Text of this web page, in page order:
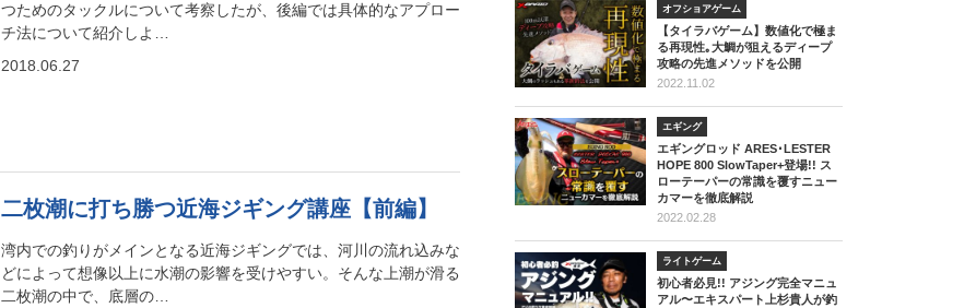
つためのタックルについて考察したが、後編では具体的なアプロー
チ法について紹介しよ…
2018.06.27
二枚潮に打ち勝つ近海ジギング講座【前編】
湾内での釣りがメインとなる近海ジギングでは、河川の流れ込みな
どによって想像以上に水潮の影響を受けやすい。そんな上潮が滑る
二枚潮の中で、底層の…
オフショアゲーム
【タイラバゲーム】数値化で極ま
る再現性｡大鯛が狙えるディープ
攻略の先進メソッドを公開
2022.11.02
エギング
エギングロッド ARES･LESTER
HOPE 800 SlowTaper+登場!! ス
ローテーパーの常識を覆すニュー
カマーを徹底解説
2022.02.28
ライトゲーム
初心者必見!! アジング完全マニュ
アル〜エキスパート上杉貴人が釣